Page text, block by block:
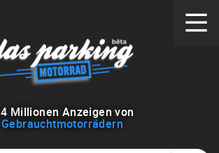
4 Millionen Anzeigen von
Gebrauchtmotorrädern